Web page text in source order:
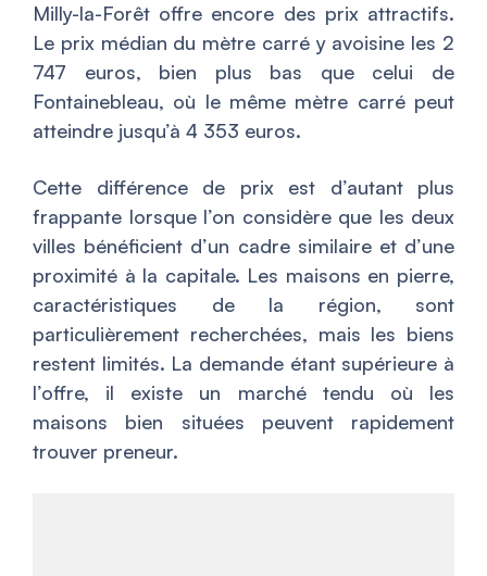
Milly-la-Forêt offre encore des prix attractifs.
Le prix médian du mètre carré y avoisine les 2
747 euros, bien plus bas que celui de
Fontainebleau, où le même mètre carré peut
atteindre jusqu’à 4 353 euros.
Cette différence de prix est d’autant plus
frappante lorsque l’on considère que les deux
villes bénéficient d’un cadre similaire et d’une
proximité à la capitale. Les maisons en pierre,
caractéristiques de la région, sont
particulièrement recherchées, mais les biens
restent limités. La demande étant supérieure à
l’offre, il existe un marché tendu où les
maisons bien situées peuvent rapidement
trouver preneur.